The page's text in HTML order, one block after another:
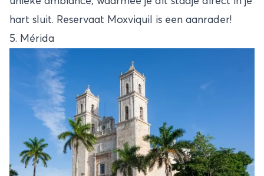
hart sluit. Reservaat Moxviquil is een aanrader!
5. Mérida